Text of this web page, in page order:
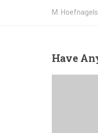
M. Hoefnagels
Have